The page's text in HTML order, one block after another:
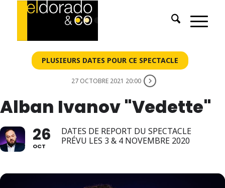
PLUSIEURS DATES POUR CE SPECTACLE
27 OCTOBRE 2021 20:00
Alban Ivanov "Vedette"
26
OCT
DATES DE REPORT DU SPECTACLE
PRÉVU LES 3 & 4 NOVEMBRE 2020